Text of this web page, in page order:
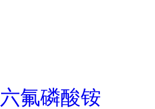
六氟磷酸铵